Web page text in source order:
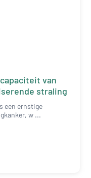
van
straling
een ernstige
w ...